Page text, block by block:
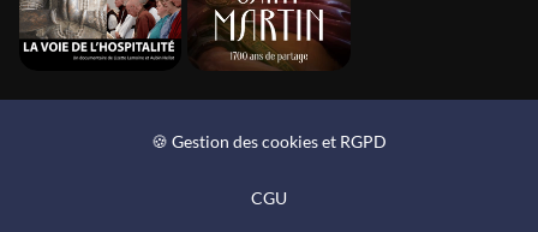
🍪 Gestion des cookies et RGPD
CGU